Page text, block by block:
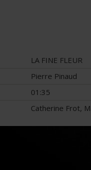
LA FINE FLEUR
Pierre Pinaud
01:35
Catherine Frot,